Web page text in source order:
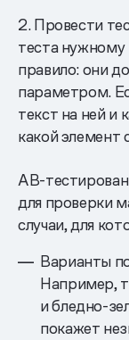
2. Провести
теста нужному
правило: они
параметром.
текст на ней и
какой элемент
AB-
для проверки
случаи, для
Варианты
Например,
и бледно-
покажет